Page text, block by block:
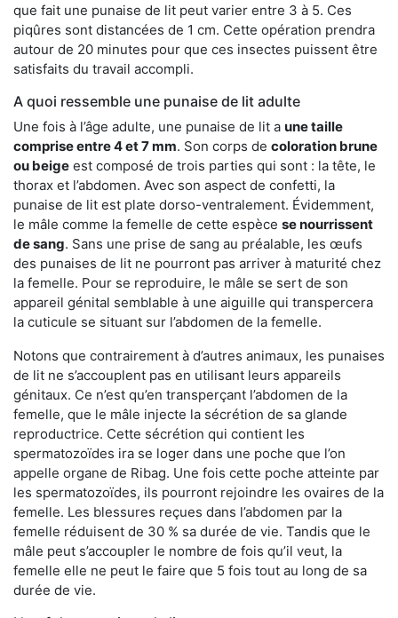
que fait une punaise de lit peut varier entre 3 à 5. Ces
piqûres sont distancées de 1 cm. Cette opération prendra
autour de 20 minutes pour que ces insectes puissent être
satisfaits du travail accompli.
A quoi ressemble une punaise de lit adulte
Une fois à l’âge adulte, une punaise de lit a une taille
comprise entre 4 et 7 mm. Son corps de coloration brune
ou beige est composé de trois parties qui sont : la tête, le
thorax et l’abdomen. Avec son aspect de confetti, la
punaise de lit est plate dorso-ventralement. Évidemment,
le mâle comme la femelle de cette espèce se nourrissent
de sang. Sans une prise de sang au préalable, les œufs
des punaises de lit ne pourront pas arriver à maturité chez
la femelle. Pour se reproduire, le mâle se sert de son
appareil génital semblable à une aiguille qui transpercera
la cuticule se situant sur l’abdomen de la femelle.
Notons que contrairement à d’autres animaux, les punaises
de lit ne s’accouplent pas en utilisant leurs appareils
génitaux. Ce n’est qu’en transperçant l’abdomen de la
femelle, que le mâle injecte la sécrétion de sa glande
reproductrice. Cette sécrétion qui contient les
spermatozoïdes ira se loger dans une poche que l’on
appelle organe de Ribag. Une fois cette poche atteinte par
les spermatozoïdes, ils pourront rejoindre les ovaires de la
femelle. Les blessures reçues dans l’abdomen par la
femelle réduisent de 30 % sa durée de vie. Tandis que le
mâle peut s’accoupler le nombre de fois qu’il veut, la
femelle elle ne peut le faire que 5 fois tout au long de sa
durée de vie.